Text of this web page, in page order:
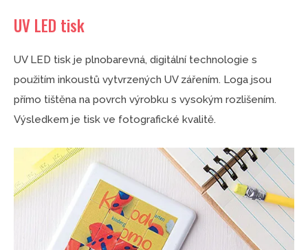
UV LED tisk
UV LED tisk je plnobarevná, digitální technologie s
použitím inkoustů vytvrzených UV zářením. Loga jsou
přímo tištěna na povrch výrobku s vysokým rozlišením.
Výsledkem je tisk ve fotografické kvalitě.